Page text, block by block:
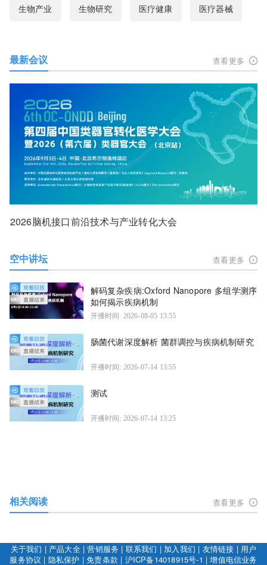
生物产业 生物研究 医疗健康 医疗器械
最新会议 查看更多
2026脑机接口前沿技术与产业转化大会
空中讲坛 查看更多
解码复杂疾病:Oxford Nanopore 多组学测序
如何揭示疾病机制
开播时间: 2026-08-05 13:55
肠菌代谢深度解析 菌群调控与疾病机制研究
开播时间: 2026-07-14 13:55
测试
开播时间: 2026-07-14 13:25
相关阅读 查看更多
关于我们 | 产品大全|营销服务 | 联系我们 | 加入我们 | 友情链接 | 用户
服务协议 | 隐私保护 |免责条款 | 沪ICP备14018915号-1 |增值电信业务